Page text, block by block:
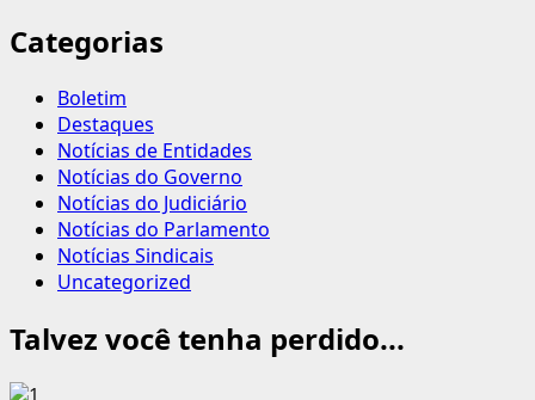
Categorias
Boletim
Destaques
Notícias de Entidades
Notícias do Governo
Notícias do Judiciário
Notícias do Parlamento
Notícias Sindicais
Uncategorized
Talvez você tenha perdido...